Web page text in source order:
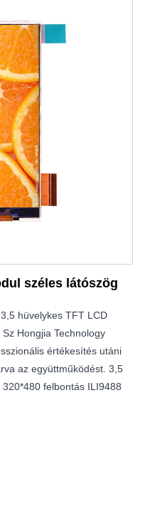
széles látószög
hüvelykes TFT LCD
Hongjia Technology
értékesítés utáni
az együttműködést. 3,5
felbontás ILI9488